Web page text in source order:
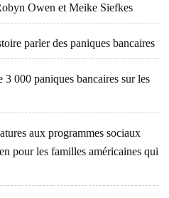
Owen et Meike Siefkes
parler des paniques bancaires
000 paniques bancaires sur les
aux programmes sociaux
pour les familles américaines qui